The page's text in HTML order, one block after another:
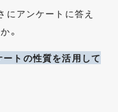
にアンケートに答え
。
トの性質を活用して